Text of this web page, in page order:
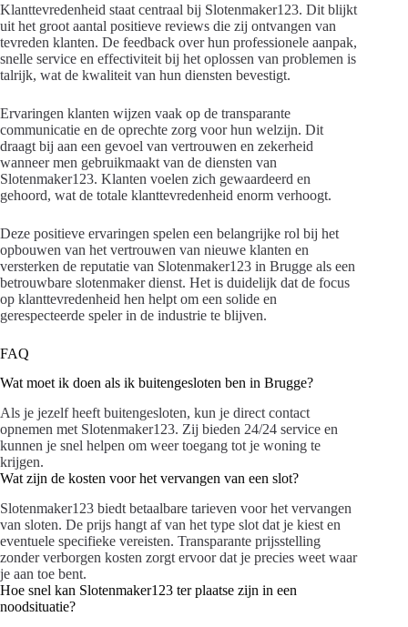
Klanttevredenheid staat centraal bij Slotenmaker123. Dit blijkt
uit het groot aantal positieve reviews die zij ontvangen van
tevreden klanten. De feedback over hun professionele aanpak,
snelle service en effectiviteit bij het oplossen van problemen is
talrijk, wat de kwaliteit van hun diensten bevestigt.
Ervaringen klanten wijzen vaak op de transparante
communicatie en de oprechte zorg voor hun welzijn. Dit
draagt bij aan een gevoel van vertrouwen en zekerheid
wanneer men gebruikmaakt van de diensten van
Slotenmaker123. Klanten voelen zich gewaardeerd en
gehoord, wat de totale klanttevredenheid enorm verhoogt.
Deze positieve ervaringen spelen een belangrijke rol bij het
opbouwen van het vertrouwen van nieuwe klanten en
versterken de reputatie van Slotenmaker123 in Brugge als een
betrouwbare slotenmaker dienst. Het is duidelijk dat de focus
op klanttevredenheid hen helpt om een solide en
gerespecteerde speler in de industrie te blijven.
FAQ
Wat moet ik doen als ik buitengesloten ben in Brugge?
Als je jezelf heeft buitengesloten, kun je direct contact
opnemen met Slotenmaker123. Zij bieden 24/24 service en
kunnen je snel helpen om weer toegang tot je woning te
krijgen.
Wat zijn de kosten voor het vervangen van een slot?
Slotenmaker123 biedt betaalbare tarieven voor het vervangen
van sloten. De prijs hangt af van het type slot dat je kiest en
eventuele specifieke vereisten. Transparante prijsstelling
zonder verborgen kosten zorgt ervoor dat je precies weet waar
je aan toe bent.
Hoe snel kan Slotenmaker123 ter plaatse zijn in een
noodsituatie?